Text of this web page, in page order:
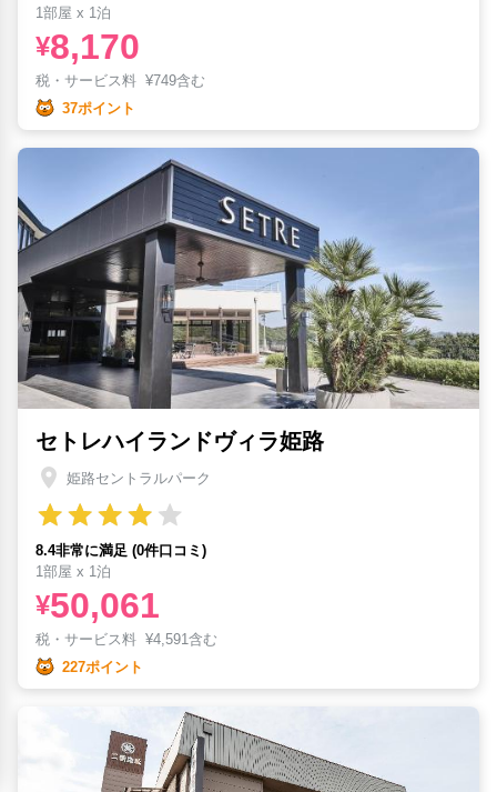
1部屋 x 1泊
¥8,170
税・サービス料 ¥749含む
37ポイント
セトレハイランドヴィラ姫路
姫路セントラルパーク
8.4非常に満足 (0件口コミ)
1部屋 x 1泊
¥50,061
税・サービス料 ¥4,591含む
227ポイント